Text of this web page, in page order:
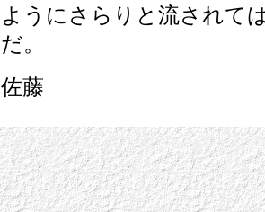
ようにさらりと流されて
だ。
佐藤